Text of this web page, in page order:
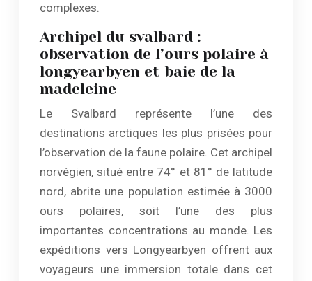
complexes.
Archipel du svalbard :
observation de l’ours polaire à
longyearbyen et baie de la
madeleine
Le Svalbard représente l’une des
destinations arctiques les plus prisées pour
l’observation de la faune polaire. Cet archipel
norvégien, situé entre 74° et 81° de latitude
nord, abrite une population estimée à 3000
ours polaires, soit l’une des plus
importantes concentrations au monde. Les
expéditions vers Longyearbyen offrent aux
voyageurs une immersion totale dans cet